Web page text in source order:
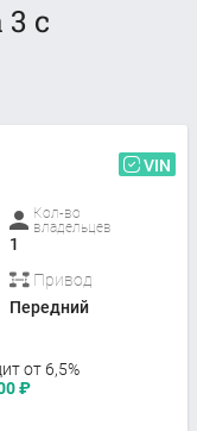
с
VIN
Кол-во
владельцев
1
Привод
Передний
от 6,5%
₽